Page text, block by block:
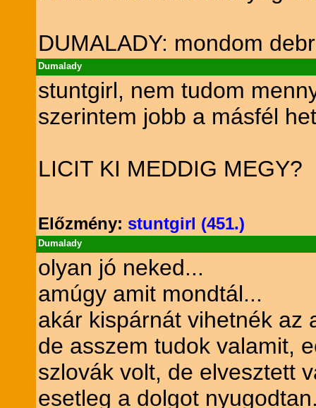
DUMALADY: mondom
Dumalady
stuntgirl, nem tudom
szerintem jobb a másfél
LICIT KI MEDDIG MEGY?
Előzmény: stuntgirl (451.)
Dumalady
olyan jó neked...
amúgy amit mondtál...
akár kispárnát vihetnék az
de asszem tudok valamit,
szlovák volt, de elvesztett
esetleg a dolgot